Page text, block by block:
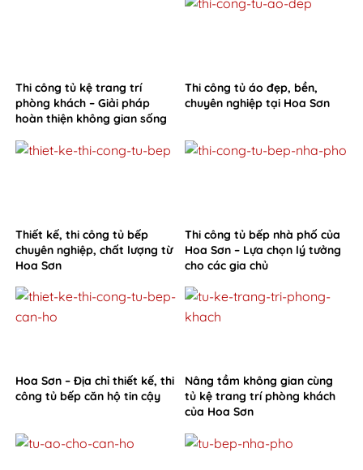
Thi công tủ kệ trang trí
phòng khách – Giải pháp
hoàn thiện không gian sống
Thi công tủ áo đẹp, bền,
chuyên nghiệp tại Hoa Sơn
Thiết kế, thi công tủ bếp
chuyên nghiệp, chất lượng từ
Hoa Sơn
Thi công tủ bếp nhà phố của
Hoa Sơn – Lựa chọn lý tưởng
cho các gia chủ
Hoa Sơn – Địa chỉ thiết kế, thi
công tủ bếp căn hộ tin cậy
Nâng tầm không gian cùng
tủ kệ trang trí phòng khách
của Hoa Sơn